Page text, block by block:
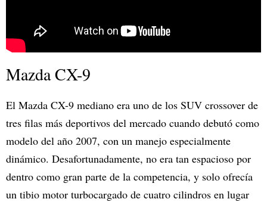
Mazda CX-9
El Mazda CX-9 mediano era uno de los SUV crossover de
tres filas más deportivos del mercado cuando debutó como
modelo del año 2007, con un manejo especialmente
dinámico. Desafortunadamente, no era tan espacioso por
dentro como gran parte de la competencia, y solo ofrecía
un tibio motor turbocargado de cuatro cilindros en lugar